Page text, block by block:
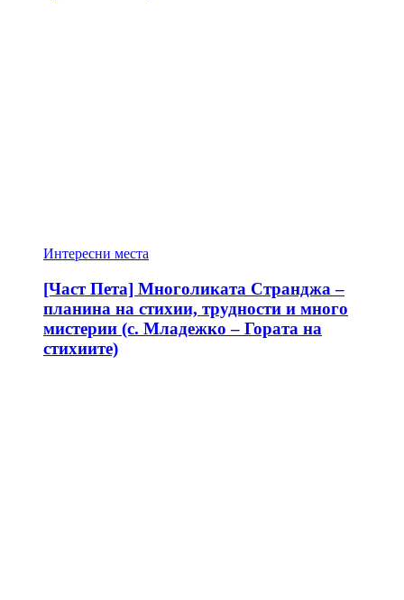
Интересни места
[Част Пета] Многоликата Странджа –
планина на стихии, трудности и много
мистерии (с. Младежко – Гората на
стихиите)